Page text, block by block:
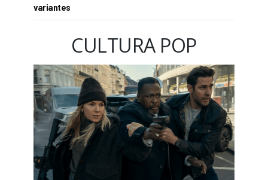
variantes
CULTURA POP